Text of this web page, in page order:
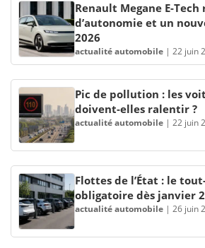
Renault Megane E-
d’autonomie et un
2026
actualité automobile | 22 juin
Pic de pollution : les
doivent-elles ralentir ?
actualité automobile | 22 juin
Flottes de l’État : le
obligatoire dès janvier
actualité automobile | 26 juin